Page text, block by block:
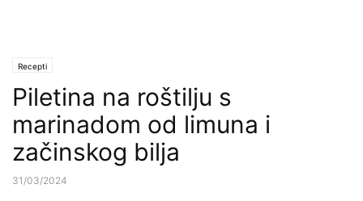
Recepti
Piletina na roštilju s
marinadom od limuna i
začinskog bilja
31/03/2024